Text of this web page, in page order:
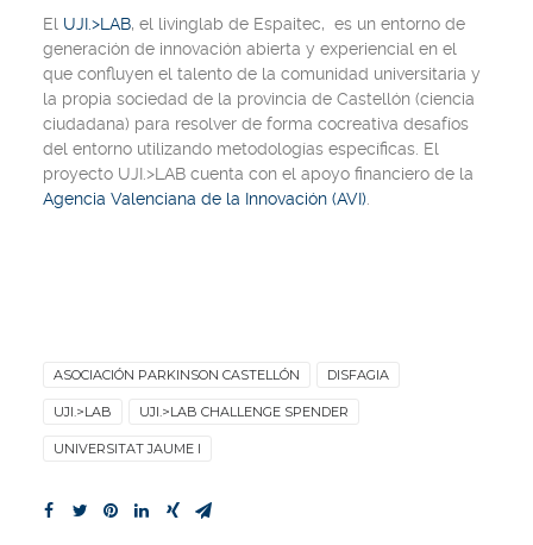
El UJI.>LAB, el livinglab de Espaitec, es un entorno de
generación de innovación abierta y experiencial en el
que confluyen el talento de la comunidad universitaria y
la propia sociedad de la provincia de Castellón (ciencia
ciudadana) para resolver de forma cocreativa desafíos
del entorno utilizando metodologías específicas. El
proyecto UJI.>LAB cuenta con el apoyo financiero de la
Agencia Valenciana de la Innovación (AVI)
ASOCIACIÓN PARKINSON CASTELLÓN DISFAGIA
UJI.>LAB UJI.>LAB CHALLENGE SPENDER
UNIVERSITAT JAUME I